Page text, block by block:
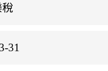
31